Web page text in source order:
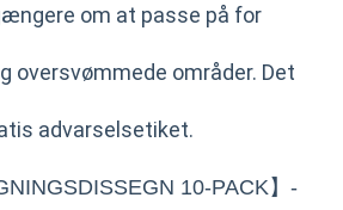
om at passe på for
oversvømmede områder. Det
advarselsetiket.
10-PACK】-